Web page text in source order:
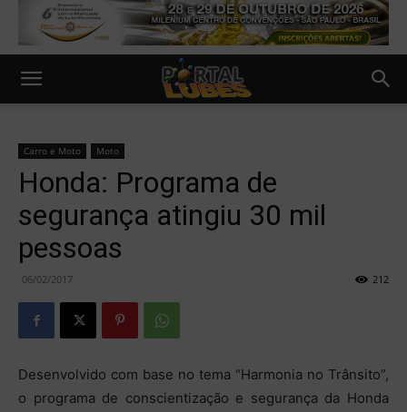
Carro e Moto Moto
Honda: Programa de
segurança atingiu 30 mil
pessoas
06/02/2017 212
Desenvolvido com base no tema “Harmonia no Trânsito”,
o programa de conscientização e segurança da Honda